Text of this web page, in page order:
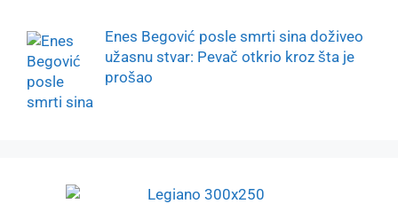
Enes Begović posle smrti sina doživeo
užasnu stvar: Pevač otkrio kroz šta je
prošao